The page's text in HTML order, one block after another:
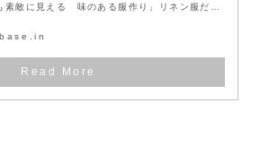
敵に見える 味のある服作り」リネン服だか